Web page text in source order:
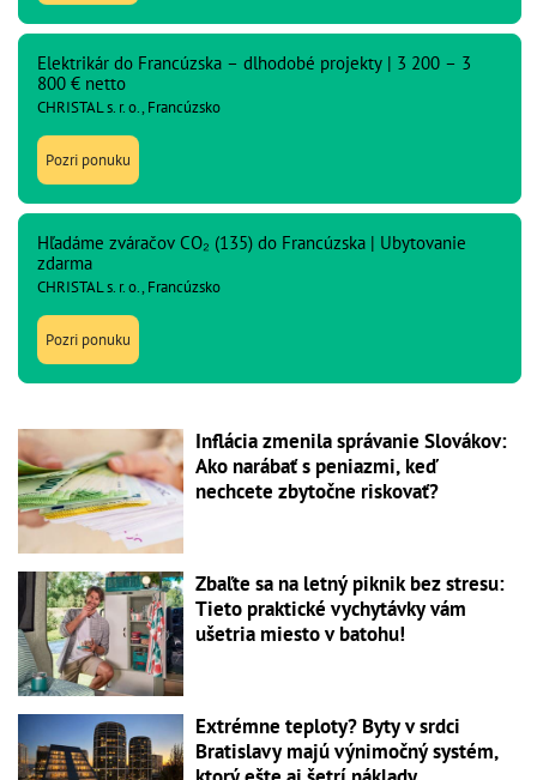
Elektrikár do Francúzska – dlhodobé projekty | 3 200 – 3
800 € netto
CHRISTAL s. r. o., Francúzsko
Pozri ponuku
Hľadáme zváračov CO₂ (135) do Francúzska | Ubytovanie
zdarma
CHRISTAL s. r. o., Francúzsko
Pozri ponuku
Inflácia zmenila správanie Slovákov:
Ako narábať s peniazmi, keď
nechcete zbytočne riskovať?
Zbaľte sa na letný piknik bez stresu:
Tieto praktické vychytávky vám
ušetria miesto v batohu!
Extrémne teploty? Byty v srdci
Bratislavy majú výnimočný systém,